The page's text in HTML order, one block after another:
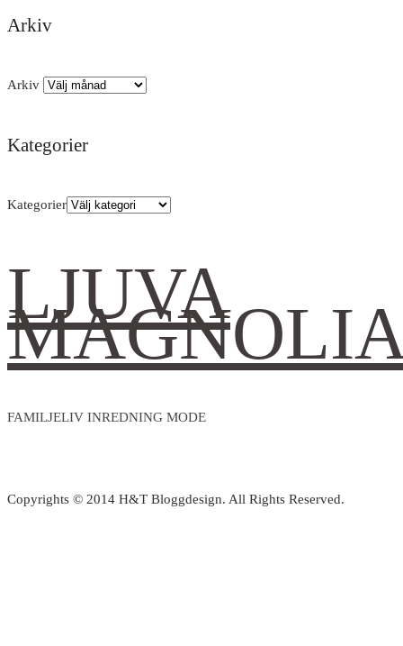
Arkiv
Arkiv
Kategorier
Kategorier
LJUVA
FAMILJELIV INREDNING MODE
Copyrights © 2014 H&T Bloggdesign. All Rights Reserved.